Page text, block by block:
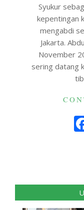
Syukur
kepentingan
mengabdi
Jakarta.
November
sering datang